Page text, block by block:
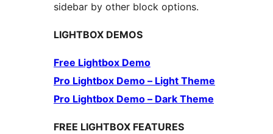
sidebar by other block options.
LIGHTBOX DEMOS
Free Lightbox Demo
Pro Lightbox Demo – Light Theme
Pro Lightbox Demo – Dark Theme
FREE LIGHTBOX FEATURES